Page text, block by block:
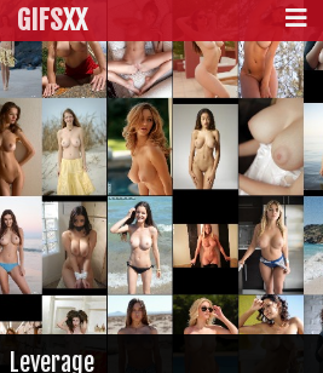
GIFSXX
Leverage